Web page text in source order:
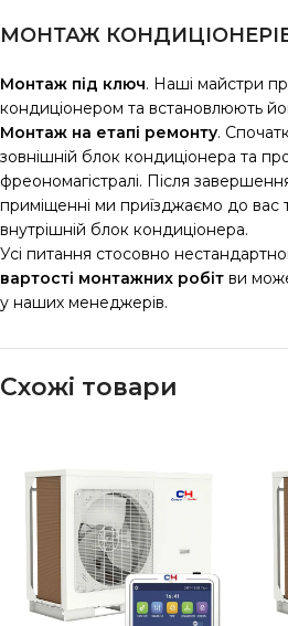
МОНТАЖ
Монтаж під ключ. Наші майстри
кондиціонером та встановлюють
Монтаж на етапі ремонту.
зовнішній блок кондиціонера та
фреономагістралі. Після
приміщенні ми приїзджаємо до вас
внутрішній блок кондиціонера.
Усі питання стосовно
вартості монтажних робіт ви
у наших менеджерів.
Схожі товари